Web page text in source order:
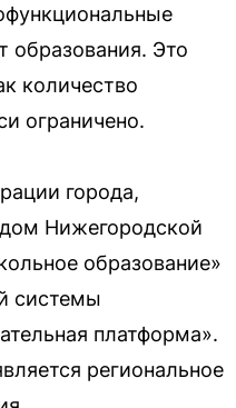
образования. Это
количество
ограничено.
города,
Нижегородской
образование»
системы
платформа».
региональное